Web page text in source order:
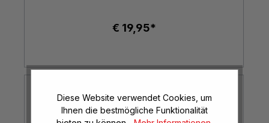
€ 19,95*
Diese Website verwendet Cookies, um
Ihnen die bestmögliche Funktionalität